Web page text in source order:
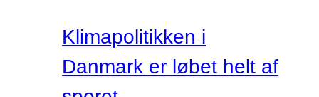
der
fylder
mest”
Klimapolitikken i
Danmark er løbet helt af